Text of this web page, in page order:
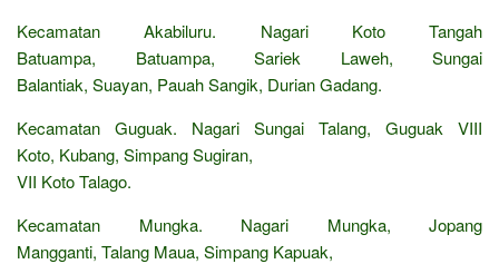
Kecamatan Akabiluru. Nagari Koto Tangah
Batuampa, Batuampa, Sariek Laweh, Sungai
Balantiak, Suayan, Pauah Sangik, Durian Gadang.
Kecamatan Guguak. Nagari Sungai Talang, Guguak VIII
Koto, Kubang, Simpang Sugiran,
VII Koto Talago.
Kecamatan Mungka. Nagari Mungka, Jopang
Mangganti, Talang Maua, Simpang Kapuak,